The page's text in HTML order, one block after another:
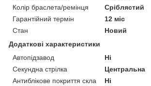
Колір браслета/ремінця
Сріблястий
Гарантійний термін
12 міс
Стан
Новий
Додаткові характеристики
Автопідзавод
Ні
Секундна стрілка
Центральна
Антиблікове покриття скла
Ні